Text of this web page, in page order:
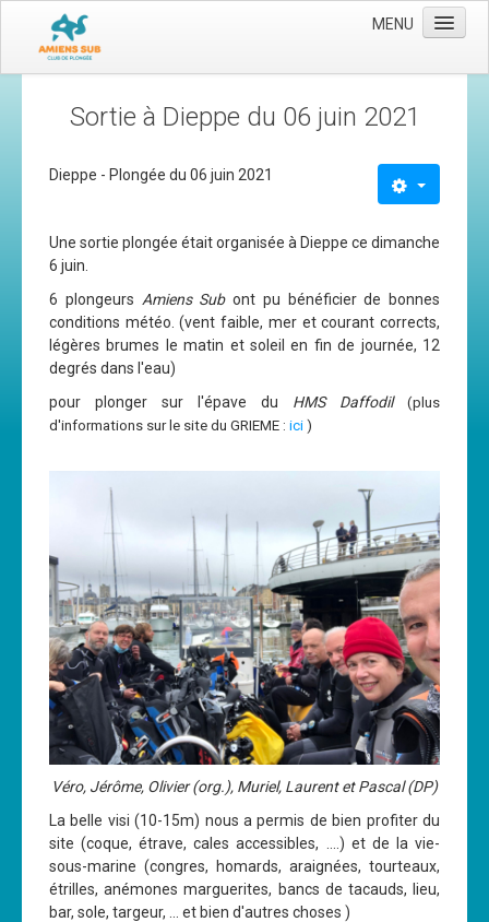
MENU
Les moyens
Le comité directeur
Apnée
Baptèmes
Plongée adultes
Adhérer
Dernières nouvelles
Archives
Calendrier
Sorties
Voyages et séjours
Planning piscine
Les formations
Niveau 1
Niveau 3
Sortie à Dieppe du 06 juin 2021
Dieppe - Plongée du 06 juin 2021
Une sortie plongée était organisée à Dieppe ce dimanche
6 juin.
6 plongeurs Amiens Subont pu bénéficier de bonnes
conditions météo. (vent faible, mer et courant corrects,
légères brumes le matin et soleil en fin de journée, 12
degrés dans l'eau)
pour plonger sur l'épave du HMS Daffodil
(plus
d'informations sur le site du GRIEME : ici )
Véro, Jérôme, Olivier (org.), Muriel, Laurent et Pascal (DP)
La belle visi (10-15m) nous a permis de bien profiter du
site (coque, étrave, cales accessibles, ....) et de la vie-
sous-marine (congres, homards, araignées, tourteaux,
étrilles, anémones marguerites, bancs de tacauds, lieu,
bar, sole, targeur, ... et bien d'autres choses )